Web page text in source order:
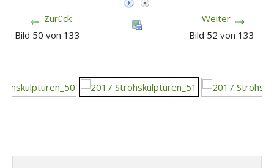
Zurück
Bild 50 von 133
Weiter
Bild 52 von 133